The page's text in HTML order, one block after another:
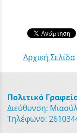
Αρχική Σελίδα
Πολιτικό
Διεύθυνση:
Τηλέφωνο: